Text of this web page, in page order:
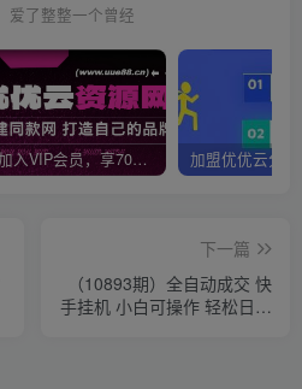
爱了整整一个曾经
加入VIP会员，享70%的推广提成，免费学习多种网上创业课程，菜鸟秒变大神！
下一篇
（10893期）全自动成交 快
手挂机 小白可操作 轻松日入